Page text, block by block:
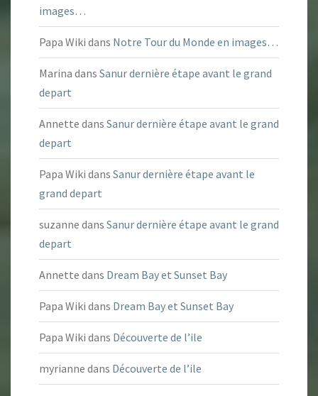
images…
Papa Wiki dans Notre Tour du Monde en images…
Marina dans Sanur dernière étape avant le grand
depart
Annette dans Sanur dernière étape avant le grand
depart
Papa Wiki dans Sanur dernière étape avant le
grand depart
suzanne dans Sanur dernière étape avant le grand
depart
Annette dans Dream Bay et Sunset Bay
Papa Wiki dans Dream Bay et Sunset Bay
Papa Wiki dans Découverte de l’ile
myrianne dans Découverte de l’ile